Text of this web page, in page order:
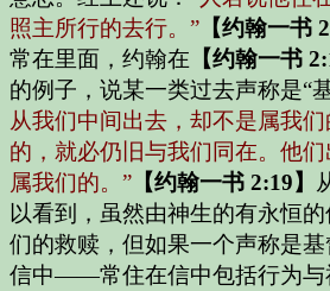
照主所行的去行。” 【约翰一书
常在里面，约翰在 【约翰一书
的例子，说某一类过去声称是“
从我们中间出去，却不是属我
的，就必仍旧与我们同在。他
属我们的。” 【约翰一书 2:19】
以看到，虽然由神生的有永恒
们的救赎，但如果一个声称是
信中——常住在信中包括行为与